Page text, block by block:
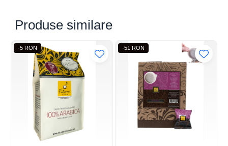
Produse similare
-5 RON -51 RON